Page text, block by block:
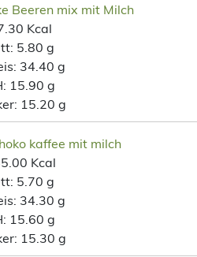
Beeren mix mit Milch
Kcal
5.80 g
34.40 g
15.90 g
15.20 g
kaffee mit milch
Kcal
5.70 g
34.30 g
15.60 g
15.30 g